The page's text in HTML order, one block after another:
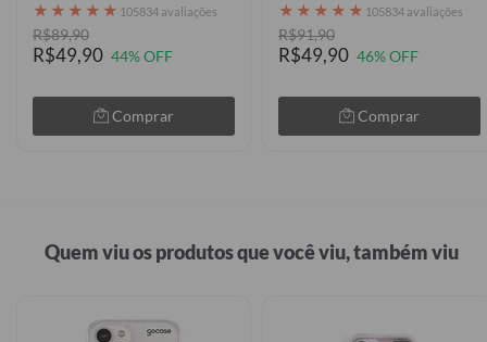
★ ★ ★ ★ ★ 105834 avaliações
R$89,90
R$49,90 44% OFF
Comprar
★ ★ ★ ★ ★ 105834 avaliações
R$91,90
R$49,90 46% OFF
Comprar
Quem viu os produtos que você viu, também viu